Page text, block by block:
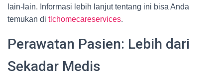
lain-lain. Informasi lebih lanjut tentang ini bisa Anda
temukan di tlchomecareservices.
Perawatan Pasien: Lebih dari
Sekadar Medis